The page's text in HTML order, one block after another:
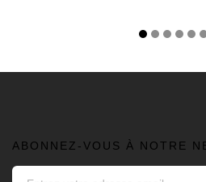
ABONNEZ-VOUS À NOTRE